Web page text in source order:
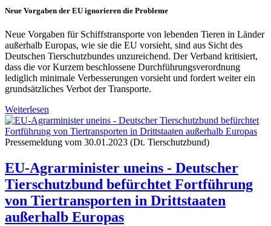
Neue Vorgaben der EU ignorieren die Probleme
Neue Vorgaben für Schiffstransporte von lebenden Tieren in Länder
außerhalb Europas, wie sie die EU vorsieht, sind aus Sicht des
Deutschen Tierschutzbundes unzureichend. Der Verband kritisiert,
dass die vor Kurzem beschlossene Durchführungsverordnung
lediglich minimale Verbesserungen vorsieht und fordert weiter ein
grundsätzliches Verbot der Transporte.
Weiterlesen
Pressemeldung vom 30.01.2023 (Dt. Tierschutzbund)
EU-Agrarminister uneins - Deutscher
Tierschutzbund befürchtet Fortführung
von Tiertransporten in Drittstaaten
außerhalb Europas